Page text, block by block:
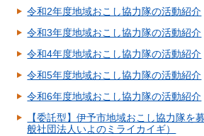
令和2年度地域おこし協力隊の活動紹介
令和3年度地域おこし協力隊の活動紹介
令和4年度地域おこし協力隊の活動紹介
令和5年度地域おこし協力隊の活動紹介
令和6年度地域おこし協力隊の活動紹介
【委託型】伊予市地域おこし協力隊を
般社団法人いよのミライカイギ）